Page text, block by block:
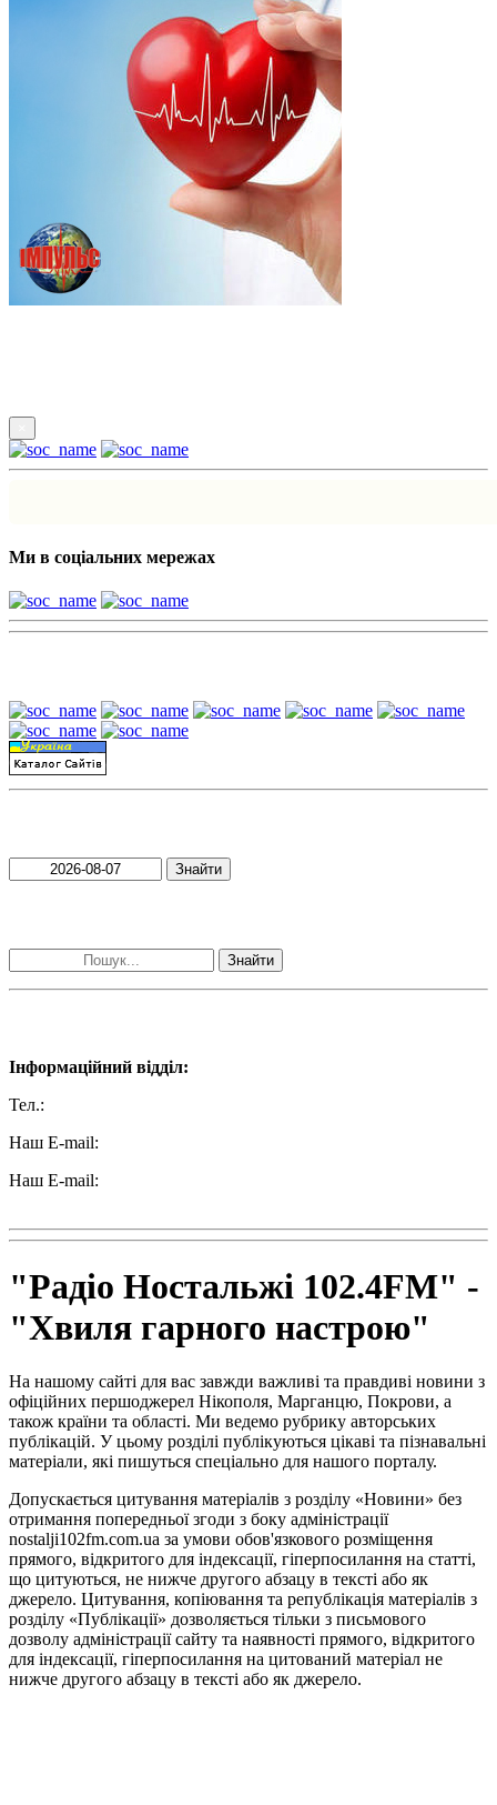
Ми в соціальних мережах
Знайти
Знайти
Інформаційний відділ:
Тел.:
Наш E-mail:
Наш E-mail:
"Радіо Ностальжі 102.4FM" -
"Хвиля гарного настрою"
На нашому сайті для вас завжди важливі та правдиві новини з
офіційних першоджерел Нікополя, Марганцю, Покрови, а
також країни та області. Ми ведемо рубрику авторських
публікацій. У цьому розділі публікуються цікаві та пізнавальні
матеріали, які пишуться спеціально для нашого порталу.
Допускається цитування матеріалів з розділу «Новини» без
отримання попередньої згоди з боку адміністрації
nostalji102fm.com.ua за умови обов'язкового розміщення
прямого, відкритого для індексації, гіперпосилання на статті,
що цитуються, не нижче другого абзацу в тексті або як
джерело. Цитування, копіювання та републікація матеріалів з
розділу «Публікації» дозволяється тільки з письмового
дозволу адміністрації сайту та наявності прямого, відкритого
для індексації, гіперпосилання на цитований матеріал не
нижче другого абзацу в тексті або як джерело.